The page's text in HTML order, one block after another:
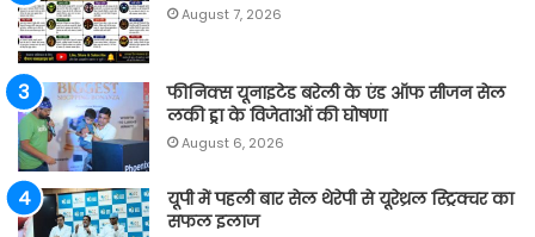
August 7, 2026
फीनिक्स यूनाइटेड बरेली के एंड ऑफ सीजन सेल
लकी ड्रा के विजेताओं की घोषणा
August 6, 2026
यूपी में पहली बार सेल थेरेपी से यूरेथ्रल स्ट्रिक्चर का
सफल इलाज